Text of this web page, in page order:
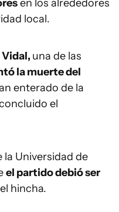
en los alrededores
local.
una de las
la muerte del
enterado de la
el
la Universidad de
el partido debió ser
hincha.